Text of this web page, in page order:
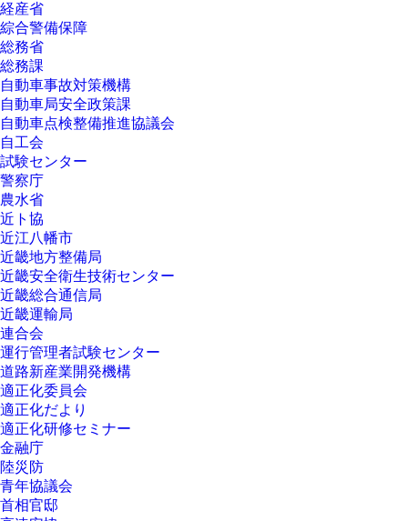
経産省
綜合警備保障
総務省
総務課
自動車事故対策機構
自動車局安全政策課
自動車点検整備推進協議会
自工会
試験センター
警察庁
農水省
近ト協
近江八幡市
近畿地方整備局
近畿安全衛生技術センター
近畿総合通信局
近畿運輸局
連合会
運行管理者試験センター
道路新産業開発機構
適正化委員会
適正化だより
適正化研修セミナー
金融庁
陸災防
青年協議会
首相官邸